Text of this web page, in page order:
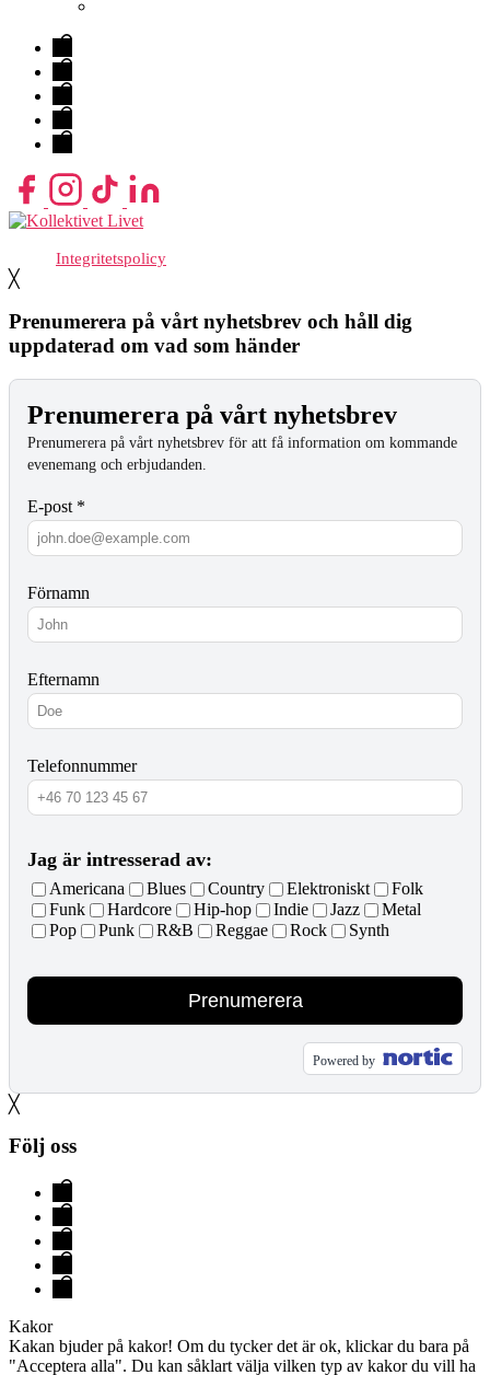
Evenemang
&
Biljetter
Hallen
Lokaler
FAQ
Kontakt
Integritetspolicy
╳
Prenumerera på vårt nyhetsbrev och håll dig
uppdaterad om vad som händer
Prenumerera på vårt nyhetsbrev
Prenumerera på vårt nyhetsbrev för att få information om kommande
evenemang och erbjudanden.
E-post *
Förnamn
Efternamn
Telefonnummer
Jag är intresserad av:
Americana Blues Country Elektroniskt
Folk
Funk
Hardcore Hip-hop Indie Jazz
Metal
Pop
Punk R&B Reggae Rock Synth
Prenumerera
Powered by
╳
Följ oss
Evenemang
&
Biljetter
Hallen
Lokaler
FAQ
Kontakt
Kakor
Kakan bjuder på kakor! Om du tycker det är ok, klickar du bara på
"Acceptera alla". Du kan såklart välja vilken typ av kakor du vill ha